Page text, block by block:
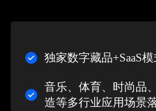
独家数字藏品+SaaS
音乐、体育、时尚品
造等多行业应用场景